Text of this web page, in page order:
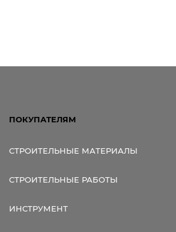
ПОКУПАТЕЛЯМ
СТРОИТЕЛЬНЫЕ МАТЕРИАЛЫ
СТРОИТЕЛЬНЫЕ РАБОТЫ
ИНСТРУМЕНТ